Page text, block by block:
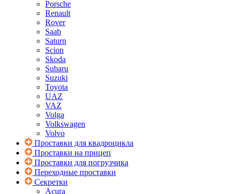
Porsche
Renault
Rover
Saab
Saturn
Scion
Skoda
Subaru
Suzuki
Toyota
UAZ
VAZ
Volga
Volkswagen
Volvo
Проставки для квадроцикла
Проставки на прицеп
Проставки для погрузчика
Переходные проставки
Секретки
Acura